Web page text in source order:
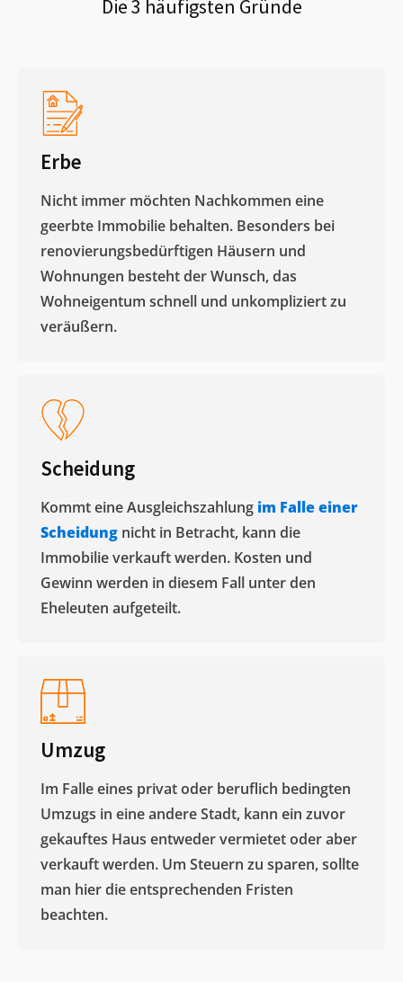
Die 3 häufigsten Gründe
Erbe
Nicht immer möchten Nachkommen eine
geerbte Immobilie behalten. Besonders bei
renovierungsbedürftigen Häusern und
Wohnungen besteht der Wunsch, das
Wohneigentum schnell und unkompliziert zu
veräußern. ​
Scheidung
Kommt eine Ausgleichszahlung im Falle einer
Scheidung nicht in Betracht, kann die
Immobilie verkauft werden. Kosten und
Gewinn werden in diesem Fall unter den
Eheleuten aufgeteilt.​
Umzug
Im Falle eines privat oder beruflich bedingten
Umzugs in eine andere Stadt, kann ein zuvor
gekauftes Haus entweder vermietet oder aber
verkauft werden. Um Steuern zu sparen, sollte
man hier die entsprechenden Fristen
beachten.